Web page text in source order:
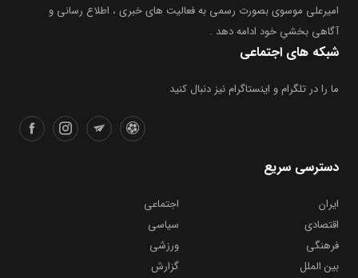
امیرعلی موسوی بصورت رسمی به فعالیت های خبری ، اطلاع رسانی و
آگاهی بخشیِ خود ادامه دهد .
شبکه های اجتماعی
ما را در تلگرام و اینستاگرام نیز دنبال کنید
دسترسی سریع
ایران
اجتماعی
اقتصادی
سیاسی
فرهنگی
ورزشی
بین الملل
گزارش